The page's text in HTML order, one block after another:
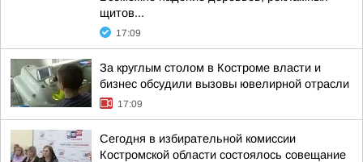
щитов...
17:09
За круглым столом в Костроме власти и
бизнес обсудили вызовы ювелирной отрасли
17:09
Сегодня в избирательной комиссии
Костромской области состоялось совещание